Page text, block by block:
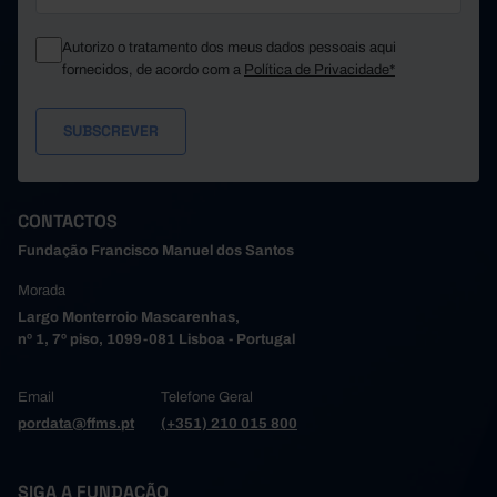
Autorizo o tratamento dos meus dados pessoais aqui
fornecidos, de acordo com a Política de Privacidade*
CONTACTOS
Fundação Francisco Manuel dos Santos
Morada
Largo Monterroio Mascarenhas,
nº 1, 7º piso, 1099-081 Lisboa - Portugal
Email
pordata@ffms.pt
Telefone Geral
(+351) 210 015 800
SIGA A FUNDAÇÃO